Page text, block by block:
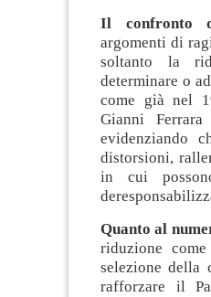
Il confronto
argomenti di
soltanto la
determinare o
come già nel
Gianni
evidenziando
distorsioni,
in cui
Quanto al
riduzione
selezione della
rafforzare il